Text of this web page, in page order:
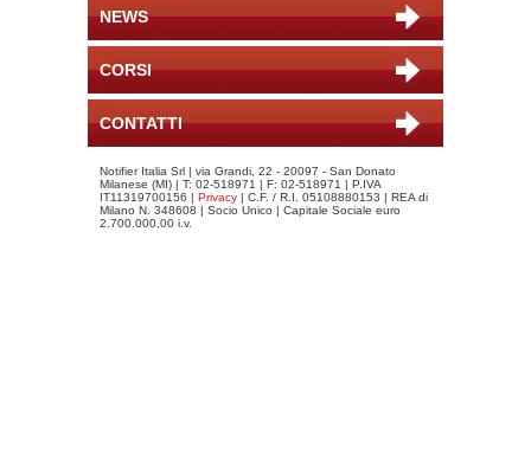
NEWS
CORSI
CONTATTI
Notifier Italia Srl | via Grandi, 22 - 20097 - San Donato
Milanese (MI) | T: 02-518971 | F: 02-518971 | P.IVA
IT11319700156 | Privacy | C.F. / R.I. 05108880153 | REA di
Milano N. 348608 | Socio Unico | Capitale Sociale euro
2.700.000,00 i.v.